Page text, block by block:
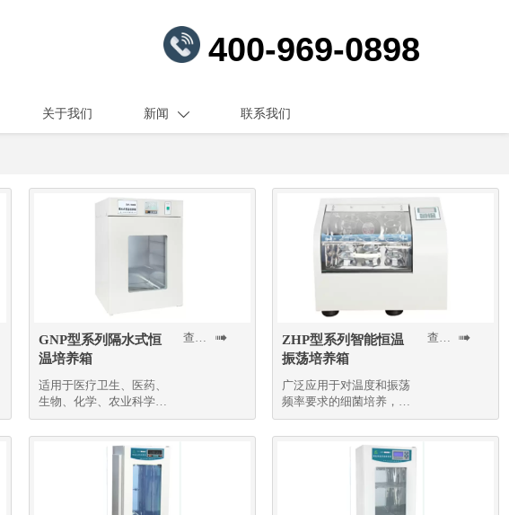
400-969-0898
关于我们 新闻  联系我们
GNP型系列隔水式恒
温培养箱
适用于医疗卫生、医药、
生物、化学、农业科学等
科研部门

ZHP型系列智能恒温
振荡培养箱
广泛应用于对温度和振荡
频率要求的细菌培养，发
酵、杂交、生物化学反应
及酶和细胞组织研究等
